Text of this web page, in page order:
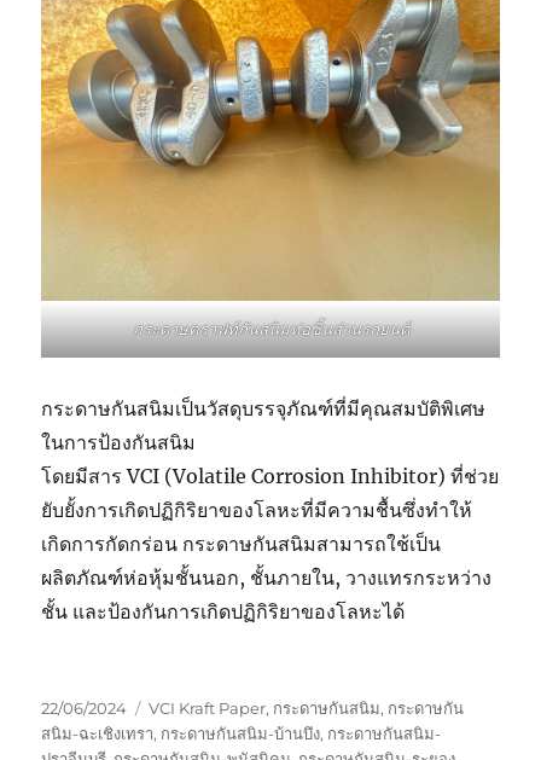
กระดาษคราฟท์กันสนิมห่อชิ้นส่วนรถยนต์
กระดาษกันสนิมเป็นวัสดุบรรจุภัณฑ์ที่มีคุณสมบัติพิเศษ
ในการป้องกันสนิม
โดยมีสาร VCI (Volatile Corrosion Inhibitor) ที่ช่วย
ยับยั้งการเกิดปฏิกิริยาของโลหะที่มีความชื้นซึ่งทำให้
เกิดการกัดกร่อน กระดาษกันสนิมสามารถใช้เป็น
ผลิตภัณฑ์ห่อหุ้มชั้นนอก, ชั้นภายใน, วางแทรกระหว่าง
ชั้น และป้องกันการเกิดปฏิกิริยาของโลหะได้
Posted
on
22/06/2024 Tags
VCI Kraft Paper, กระดาษกันสนิม, กระดาษกัน
สนิม-ฉะเชิงเทรา, กระดาษกันสนิม-บ้านบึง, กระดาษกันสนิม-